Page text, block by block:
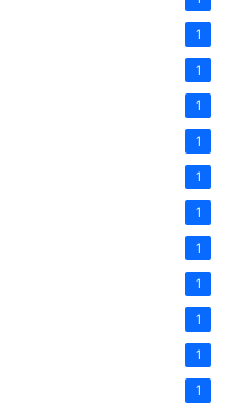
1
1
1
1
1
1
1
1
1
1
1